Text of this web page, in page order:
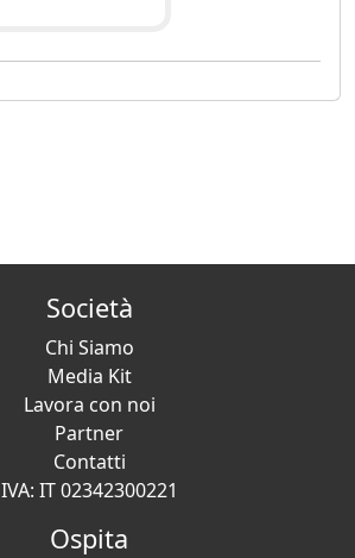
Società
Chi Siamo
Media Kit
Lavora con noi
Partner
Contatti
IVA: IT 02342300221
Ospita